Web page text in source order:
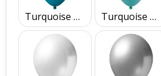
Turquoise blauw (1080) Turquoise groen (1083)